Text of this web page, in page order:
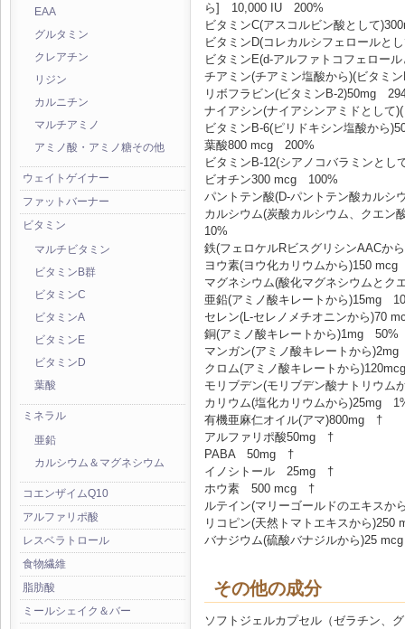
EAA
グルタミン
クレアチン
リジン
カルニチン
マルチアミノ
アミノ酸・アミノ糖その他
ウェイトゲイナー
ファットバーナー
ビタミン
マルチビタミン
ビタミンB群
ビタミンC
ビタミンA
ビタミンE
ビタミンD
葉酸
ミネラル
亜鉛
カルシウム＆マグネシウム
コエンザイムQ10
アルファリポ酸
レスベラトロール
食物繊維
脂肪酸
ミールシェイク＆バー
ら] 10,000 IU 200%
ビタミンC(アスコルビン酸として
ビタミンD(コレカルシフェロールと
ビタミンE(d-アルファトコフェロー
チアミン(チアミン塩酸から)(ビタミ
リボフラビン(ビタミンB-2)50mg
ナイアシン(ナイアシンアミドとし
ビタミンB-6(ピリドキシン塩酸から
葉酸800 mcg 200%
ビタミンB-12(シアノコバラミンと
ビオチン300 mcg 100%
パントテン酸(D-パントテン酸カル
カルシウム(炭酸カルシウム、クエ
10%
鉄(フェロケルRビスグリシンAACか
ヨウ素(ヨウ化カリウムから)150
マグネシウム(酸化マグネシウムと
亜鉛(アミノ酸キレートから)15mg
セレン(L-セレノメチオニンから)70
銅(アミノ酸キレートから)1mg 50%
マンガン(アミノ酸キレートから
クロム(アミノ酸キレートから
モリブデン(モリブデン酸ナトリウ
カリウム(塩化カリウムから)25mg
有機亜麻仁オイル(アマ)800mg †
アルファリポ酸50mg †
PABA 50mg †
イノシトール 25mg †
ホウ素 500 mcg †
ルテイン(マリーゴールドのエキス
リコピン(天然トマトエキスから
バナジウム(硫酸バナジルから)25
その他の成分
ソフトジェルカプセル（ゼラチン、